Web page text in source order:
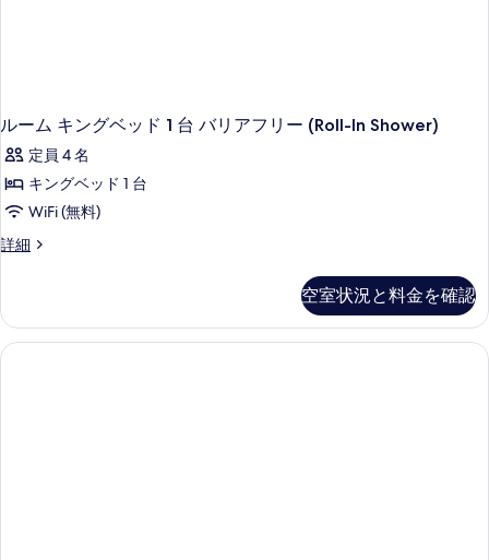
真
を
表
示
す
ルーム キングベッド 1 台 バリアフリー (Roll-In Shower)
定員 4 名
キングベッド 1 台
WiFi (無料)
詳細
ル
ン
グ
ベ
空室状況と料金を確認